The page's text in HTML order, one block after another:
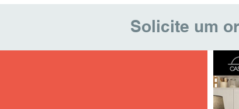
Solicite um